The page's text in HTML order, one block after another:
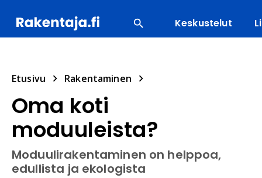
Keskustelut
Etusivu Rakentaminen
Oma koti
moduuleista?
Moduulirakentaminen on helppoa,
edullista ja ekologista